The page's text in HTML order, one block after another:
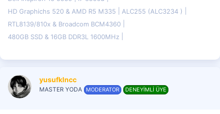
HD Graphichs 520 & AMD R5 M335
ALC255 (ALC3234 )
RTL8139/810x & Broadcom BCM4360
480GB SSD & 16GB DDR3L 1600MHz
yusufklncc
MASTER YODA MODERATOR DENEYİMLİ ÜYE